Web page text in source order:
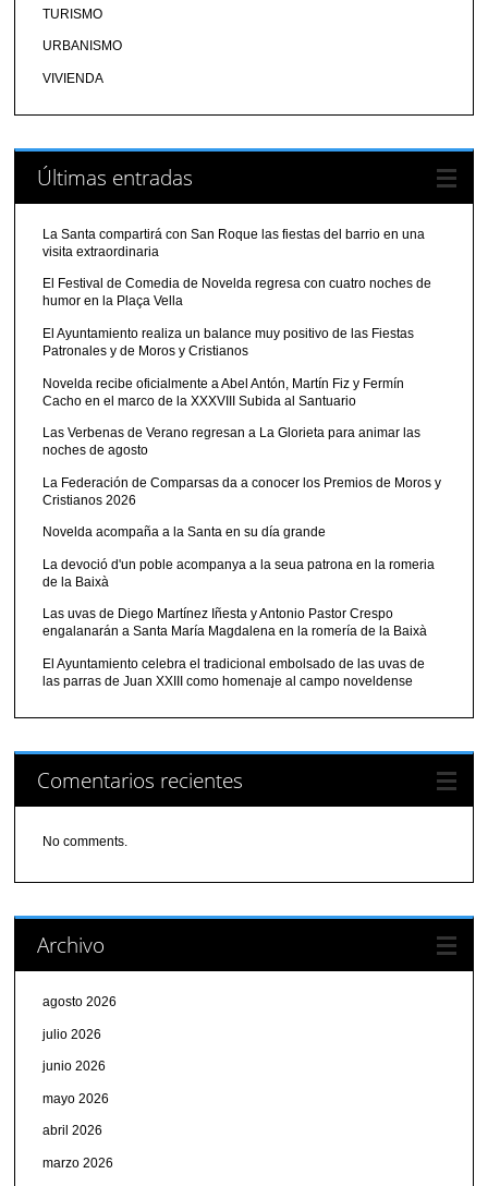
TURISMO
URBANISMO
VIVIENDA
Últimas entradas
La Santa compartirá con San Roque las fiestas del barrio en una
visita extraordinaria
El Festival de Comedia de Novelda regresa con cuatro noches de
humor en la Plaça Vella
El Ayuntamiento realiza un balance muy positivo de las Fiestas
Patronales y de Moros y Cristianos
Novelda recibe oficialmente a Abel Antón, Martín Fiz y Fermín
Cacho en el marco de la XXXVIII Subida al Santuario
Las Verbenas de Verano regresan a La Glorieta para animar las
noches de agosto
La Federación de Comparsas da a conocer los Premios de Moros y
Cristianos 2026
Novelda acompaña a la Santa en su día grande
La devoció d'un poble acompanya a la seua patrona en la romeria
de la Baixà
Las uvas de Diego Martínez Iñesta y Antonio Pastor Crespo
engalanarán a Santa María Magdalena en la romería de la Baixà
El Ayuntamiento celebra el tradicional embolsado de las uvas de
las parras de Juan XXIII como homenaje al campo noveldense
Comentarios recientes
No comments.
Archivo
agosto 2026
julio 2026
junio 2026
mayo 2026
abril 2026
marzo 2026